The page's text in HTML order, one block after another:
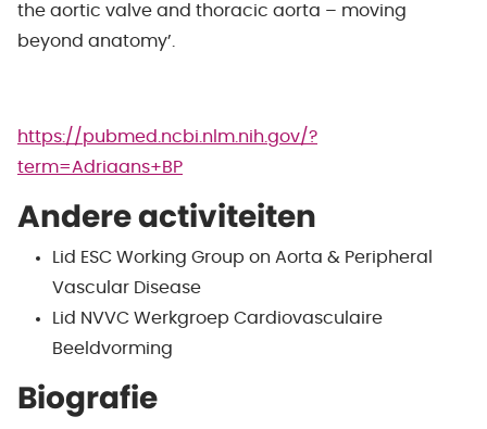
the aortic valve and thoracic aorta – moving
beyond anatomy’.
https://pubmed.ncbi.nlm.nih.gov/?
term=Adriaans+BP
Andere activiteiten
Lid ESC Working Group on Aorta & Peripheral
Vascular Disease
Lid NVVC Werkgroep Cardiovasculaire
Beeldvorming
Biografie